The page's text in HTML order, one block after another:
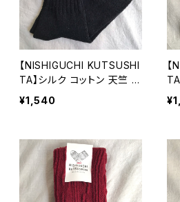
【NISHIGUCHI KUTSUSHI
TA】シルク コットン 天竺 ソ
ックス ブラック 日本製 靴
下 オールシーズン 【ニシグ
¥1,540
ッ